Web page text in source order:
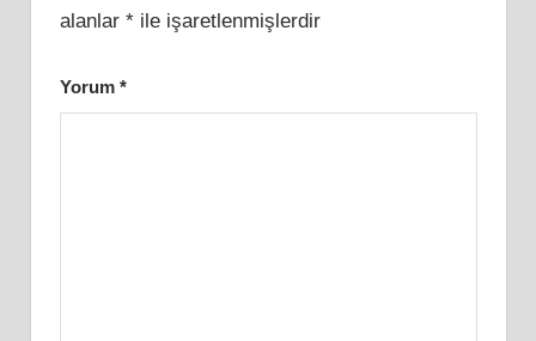
alanlar *ile işaretlenmişlerdir
Yorum *